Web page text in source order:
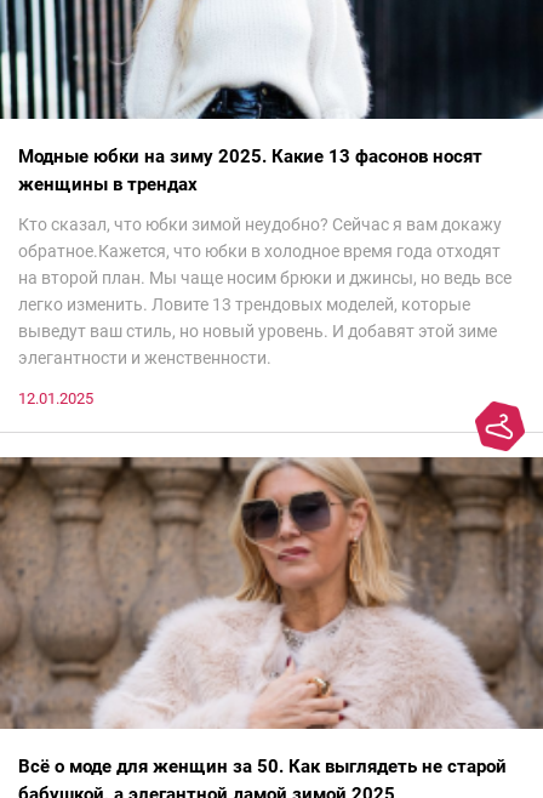
Модные юбки на зиму 2025. Какие 13 фасонов носят
женщины в трендах
Кто сказал, что юбки зимой неудобно? Сейчас я вам докажу
обратное.Кажется, что юбки в холодное время года отходят
на второй план. Мы чаще носим брюки и джинсы, но ведь все
легко изменить. Ловите 13 трендовых моделей, которые
выведут ваш стиль, но новый уровень. И добавят этой зиме
элегантности и женственности.
12.01.2025
Всё о моде для женщин за 50. Как выглядеть не старой